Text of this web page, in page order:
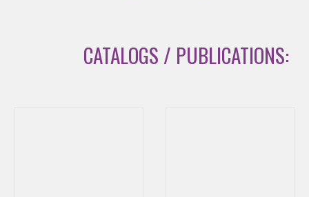
CATALOGS / PUBLICATIONS: